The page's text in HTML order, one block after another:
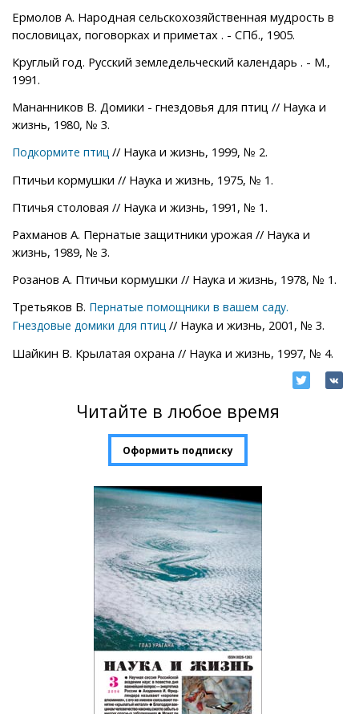
Ермолов А. Народная сельскохозяйственная мудрость в
пословицах, поговорках и приметах . - СПб., 1905.
Круглый год. Русский земледельческий календарь . - М.,
1991.
Мананников В. Домики - гнездовья для птиц // Наука и
жизнь, 1980, № 3.
Подкормите птиц // Наука и жизнь, 1999, № 2.
Птичьи кормушки // Наука и жизнь, 1975, № 1.
Птичья столовая // Наука и жизнь, 1991, № 1.
Рахманов А. Пернатые защитники урожая // Наука и
жизнь, 1989, № 3.
Розанов А. Птичьи кормушки // Наука и жизнь, 1978, № 1.
Третьяков В. Пернатые помощники в вашем саду.
Гнездовые домики для птиц // Наука и жизнь, 2001, № 3.
Шайкин В. Крылатая охрана // Наука и жизнь, 1997, № 4.
Читайте в любое время
Оформить подписку